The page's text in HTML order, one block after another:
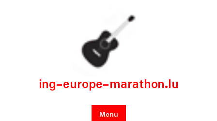
ing-europe-marathon.lu
Menu